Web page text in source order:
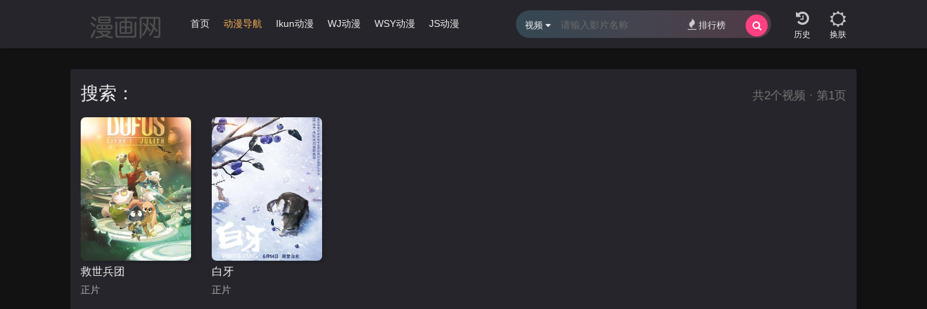
首页 动漫导航 Ikun动漫 WJ动漫 WSY动漫 JS动漫 排行榜
换肤
视频 排行榜
搜索： 共2个视频 · 第1页
救世兵团
正片
白牙
正片